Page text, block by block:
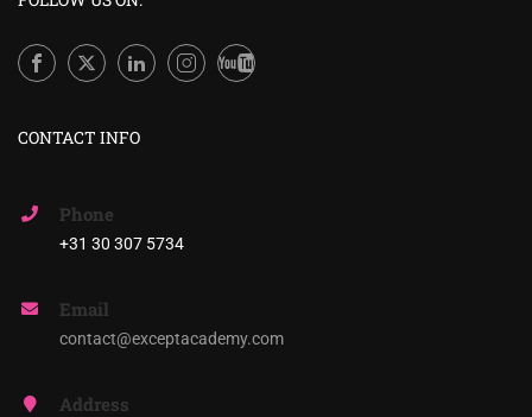
CONTACT INFO
Phone
+31 30 307 5734
Email
contact@exceptacademy.com
Address